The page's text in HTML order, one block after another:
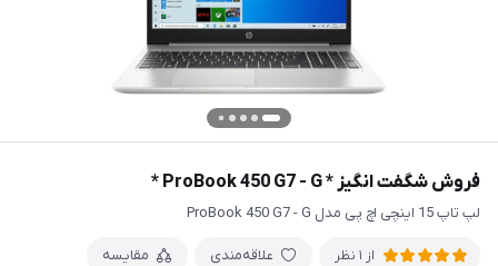
فروش شگفت انگیز * ProBook 450 G7 - G *
لپ تاپ 15 اینچی اچ پی مدل ProBook 450 G7 - G
از 1 نظر علاقه‌مندی مقایسه